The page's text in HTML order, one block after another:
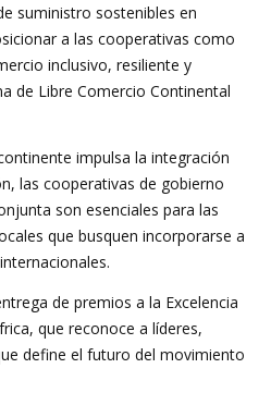
suministro sostenibles en
a las cooperativas como
inclusivo, resiliente y
de Libre Comercio Continental
impulsa la integración
las cooperativas de gobierno
son esenciales para las
que busquen incorporarse a
de premios a la Excelencia
que reconoce a líderes,
define el futuro del movimiento